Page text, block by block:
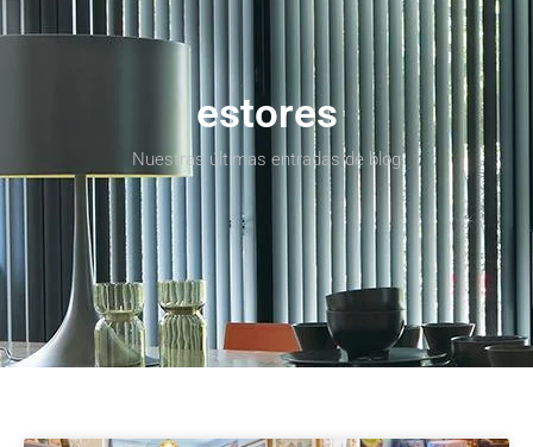
estores
Nuestras últimas entradas de blog